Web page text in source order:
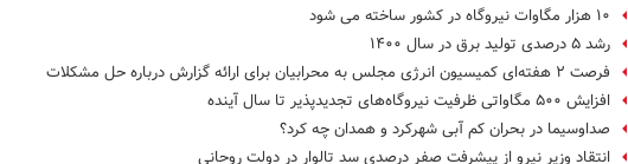
۱۰ هزار مگاوات نیروگاه در کشور ساخته می شود
رشد ۵ درصدی تولید برق در سال ۱۴۰۰
فرصت ۲ هفته‌ای کمیسیون انرژی مجلس به محرابیان برای ارائه گزارش درباره حل مشکلات
افزایش ۵۰۰ مگاواتی ظرفیت نیروگاه‌های تجدیدپذیر تا سال آینده
صداوسیما در بحران کم آبی شهرکرد و همدان چه کرد؟
انتقاد وزیر نیرو از پیشرفت صفر درصدی سد تالوار در دولت روحانی